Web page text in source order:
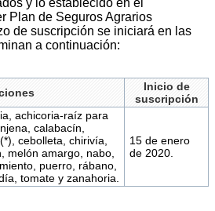
y lo establecido en el
Plan de Seguros Agrarios
de suscripción se iniciará en las
a continuación:
Inicio de
suscripción
achicoria-raíz para
calabacín,
cebolleta, chirivía,
melón amargo, nabo,
puerro, rábano,
tomate y zanahoria.
15 de enero
de 2020.